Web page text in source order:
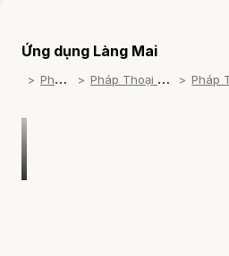
English
Ứng dụng Làng Mai
P
háp Thoại P
háp Thoại Thiền Sư Thích Nhất Hạnh